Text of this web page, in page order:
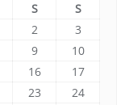
S
S
2
3
9
10
16
17
23
24